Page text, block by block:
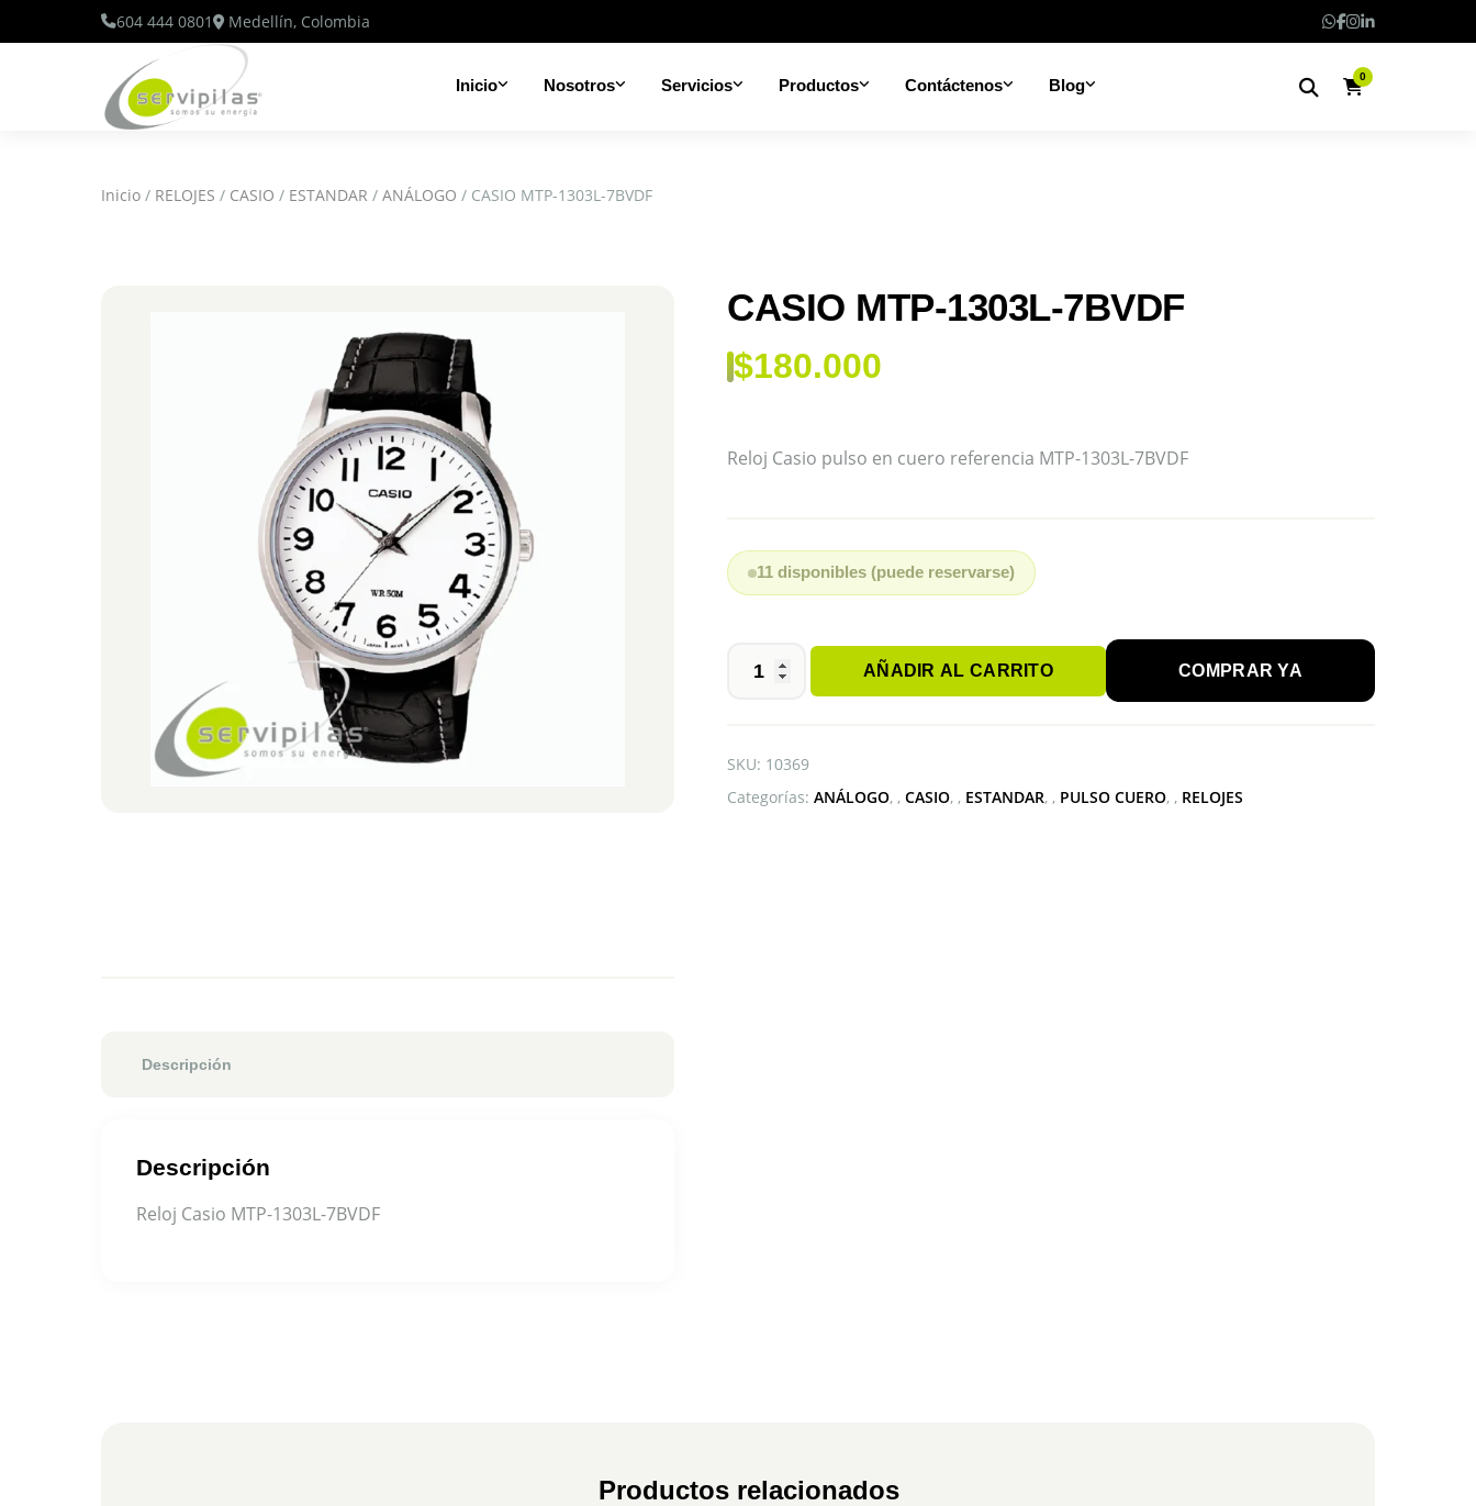
604 444 0801 Medellín, Colombia
Inicio Nosotros Servicios Productos Contáctenos Blog 0
Inicio / RELOJES / CASIO / ESTANDAR / ANÁLOGO / CASIO MTP-1303L-7BVDF
CASIO MTP-1303L-7BVDF
$180.000
Reloj Casio pulso en cuero referencia MTP-1303L-7BVDF
11 disponibles (puede reservarse)
CASIO
cantidad
AÑADIR AL CARRITO COMPRAR YA
SKU: 10369
Categorías: ANÁLOGO , CASIO , ESTANDAR , PULSO CUERO , RELOJES
Descripción
Descripción
Reloj Casio MTP-1303L-7BVDF
Productos relacionados